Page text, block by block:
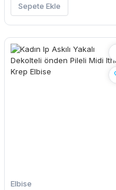
Sepete Ekle
Elbise